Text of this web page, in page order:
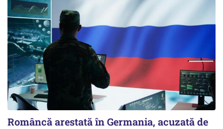
Româncă arestată în Germania, acuzată de